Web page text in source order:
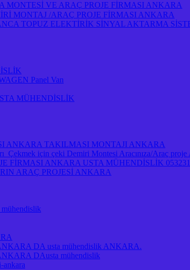
VE ARAÇ PROJE FİRMASI ANKARA
MONTAJ /ARAÇ PROJE FİRMASI ANKARA
TOPUZ ELEKTİRİK SİNYAL AKTARMA
Panel Van
MÜHENDİSLİK
ANKARA TAKILMASI MONTAJI ANKARA
için çeki Demiri Montesi Aracınıza/Araç
FİRMASI ANKARA USTA MÜHENDİSLİK
ARAÇ PROJESİ ANKARA
DA usta mühendislik ANKARA.
DAusta mühendislik
ankara